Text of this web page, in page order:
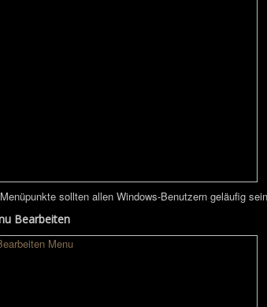
sollten allen Windows-Benutzern geläufig
Bearbeiten